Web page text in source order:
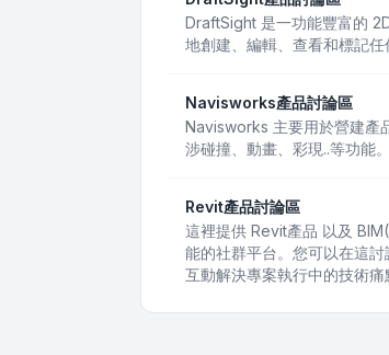
DraftSight 是一功能豐富的
地創建、編輯、查看和標記任
Navisworks產品討論區
Navisworks 主要用於營建產
涉碰撞、動畫、彩現..等功能。
Revit產品討論區
這裡提供 Revit產品 以及
能的社群平台。您可以在這
互動解決專案執行中的技術痛